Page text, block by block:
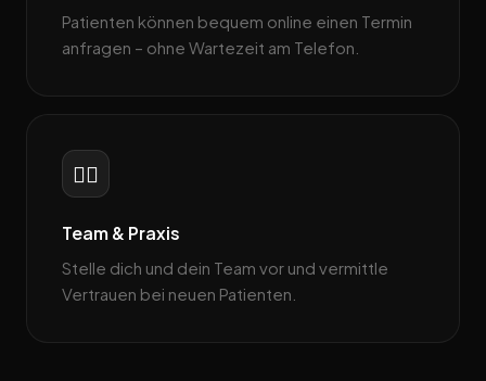
Patienten können bequem online einen Termin
anfragen – ohne Wartezeit am Telefon.
👩‍⚕️
Team & Praxis
Stelle dich und dein Team vor und vermittle
Vertrauen bei neuen Patienten.